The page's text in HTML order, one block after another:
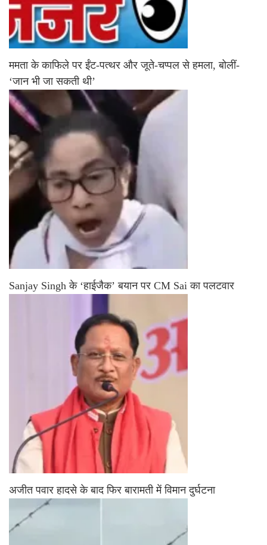
ममता के काफिले पर ईंट-पत्थर और जूते-चप्पल से हमला, बोलीं-
‘जान भी जा सकती थी’
Sanjay Singh के ‘हाईजैक’ बयान पर CM Sai का पलटवार
अजीत पवार हादसे के बाद फिर बारामती में विमान दुर्घटना